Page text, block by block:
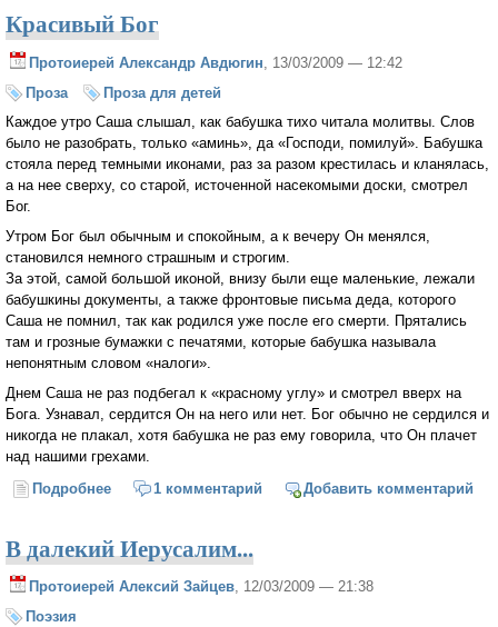
Красивый Бог
Протоиерей Александр Авдюгин , 13/03/2009 — 12:42
Проза
Проза для детей
Каждое утро Саша слышал, как бабушка тихо читала молитвы. Слов
было не разобрать, только «аминь», да «Господи, помилуй». Бабушка
стояла перед темными иконами, раз за разом крестилась и кланялась,
а на нее сверху, со старой, источенной насекомыми доски, смотрел
Бог.
Утром Бог был обычным и спокойным, а к вечеру Он менялся,
становился немного страшным и строгим.
За этой, самой большой иконой, внизу были еще маленькие, лежали
бабушкины документы, а также фронтовые письма деда, которого
Саша не помнил, так как родился уже после его смерти. Прятались
там и грозные бумажки с печатями, которые бабушка называла
непонятным словом «налоги».
Днем Саша не раз подбегал к «красному углу» и смотрел вверх на
Бога. Узнавал, сердится Он на него или нет. Бог обычно не сердился и
никогда не плакал, хотя бабушка не раз ему говорила, что Он плачет
над нашими грехами.
Подробнее о Красивый Бог
1 комментарий Добавить комментарий
В далекий Иерусалим...
Протоиерей Алексий Зайцев, 12/03/2009 — 21:38
Поэзия